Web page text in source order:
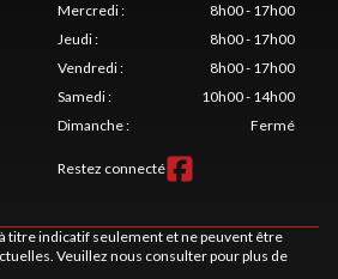
Mercredi:
8h00 - 17h00
Jeudi:
8h00 - 17h00
Vendredi:
8h00 - 17h00
Samedi:
10h00 - 14h00
Dimanche: Fermé
Restez connecté
titre indicatif seulement et ne peuvent être
Veuillez nous consulter pour plus de